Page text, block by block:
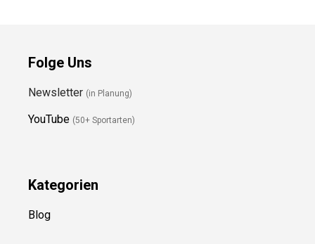
Folge Uns
Newsletter (in Planung)
YouTube (50+ Sportarten)
Kategorien
Blog